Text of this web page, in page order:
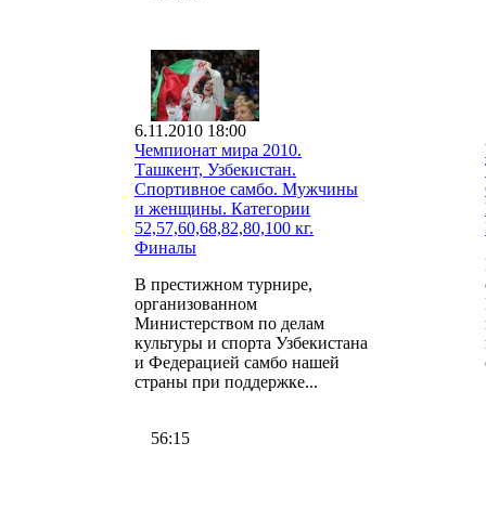
6.11.2010 18:00
Чемпионат мира 2010.
Ташкент, Узбекистан.
Спортивное самбо. Мужчины
и женщины. Категории
52,57,60,68,82,80,100 кг.
Финалы
В престижном турнире,
организованном
Министерством по делам
культуры и спорта Узбекистана
и Федерацией самбо нашей
страны при поддержке...
56:15